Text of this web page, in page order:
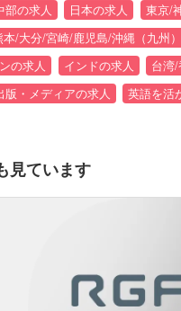
部の求人 日本の求人 東京/
/大分/宮崎/鹿児島/沖縄（九州
の求人 インドの求人 台湾
版・メディアの求人 英語を活
見ています